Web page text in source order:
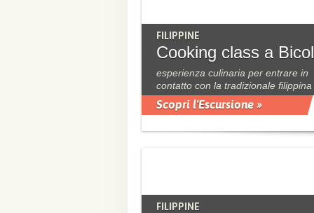
FILIPPINE
Cooking class a Bicol
esperienza culinaria per entrare in
contatto con la tradizionale filippina
Scopri l'Escursione »
FILIPPINE